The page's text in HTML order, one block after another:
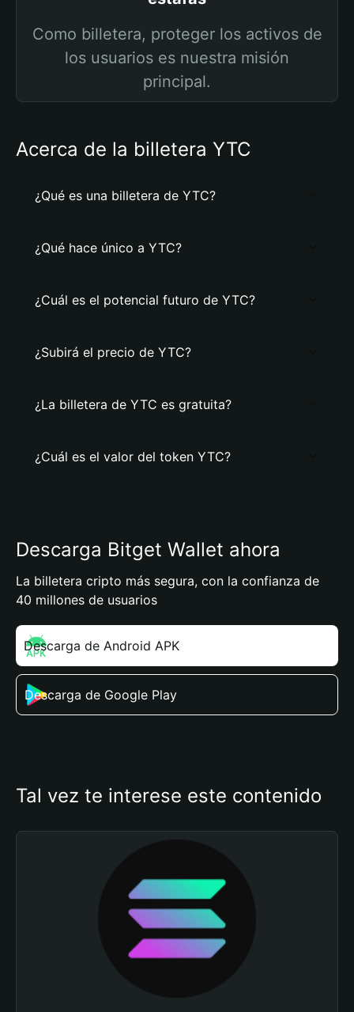
Como billetera, proteger los activos de
los usuarios es nuestra misión
principal.
Acerca de la billetera YTC
¿Qué es una billetera de YTC?
¿Qué hace único a YTC?
¿Cuál es el potencial futuro de YTC?
¿Subirá el precio de YTC?
¿La billetera de YTC es gratuita?
¿Cuál es el valor del token YTC?
Descarga Bitget Wallet ahora
La billetera cripto más segura, con la confianza de
40 millones de usuarios
Descarga de Android APK
Descarga de Google Play
Tal vez te interese este contenido